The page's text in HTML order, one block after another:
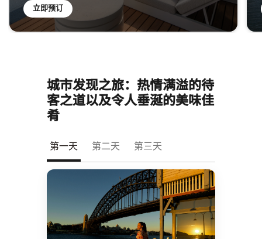
立即预订
城市发现之旅：热情满溢的待
客之道以及令人垂涎的美味佳
肴
第一天 第二天​ 第三天